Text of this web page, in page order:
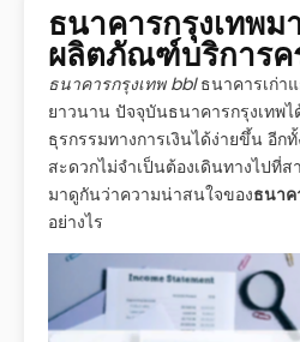
ธนาคารกรุงเทพม
ผลิตภัณฑ์บริการค
ธนาคารกรุงเทพ bblธนาคารเก่า
ยาวนาน ปัจจุบันธนาคารกรุงเทพ
ธุรกรรมทางการเงินได้ง่ายขึ้น อีก
สะดวกไม่จำเป็นต้องเดินทางไปที่
มาดูกันว่าความน่าสนใจของธนาค
อย่างไร